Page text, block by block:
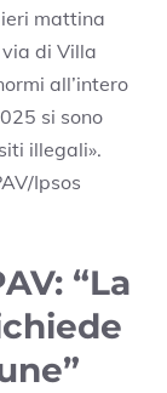
ieri mattina
di Villa
all’intero
si sono
illegali».
Ipsos
“La